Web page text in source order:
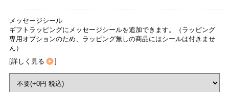
メッセージシール
ギフトラッピングにメッセージシールを追加できます。（ラッピング
専用オプションのため、ラッピング無しの商品にはシールは付きませ
ん）
[詳しく見る ]